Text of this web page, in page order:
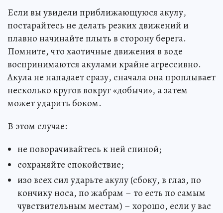
Если вы увидели приближающуюся акулу,
постарайтесь не делать резких движений и
плавно начинайте плыть в сторону берега.
Помните, что хаотичные движения в воде
воспринимаются акулами крайне агрессивно.
Акула не нападает сразу, сначала она проплывает
несколько кругов вокруг «добычи», а затем
может ударить боком.
В этом случае:
не поворачивайтесь к ней спиной;
сохраняйте спокойствие;
изо всех сил ударьте акулу (сбоку, в глаз, по
кончику носа, по жабрам – то есть по самым
чувствительным местам) – хорошо, если у вас